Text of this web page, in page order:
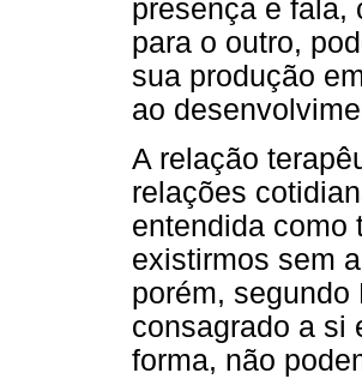
presença e fala,
para o outro,
sua produção
ao
A relação
relações
entendida como
existirmos sem
porém,
consagrado a si
forma, não